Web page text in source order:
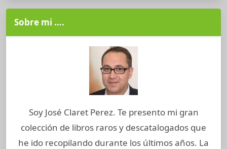
Sobre mi ….
Soy José Claret Perez. Te presento mi gran
colección de libros raros y descatalogados que
he ido recopilando durante los últimos años. La